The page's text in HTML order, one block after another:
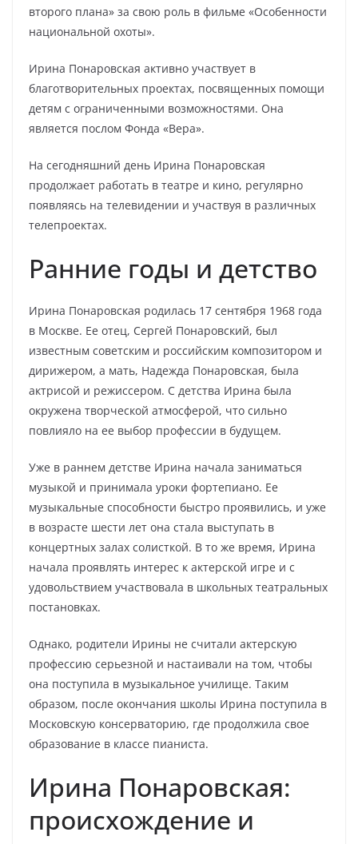
второго плана» за свою роль в фильме «Особенности
национальной охоты».
Ирина Понаровская активно участвует в
благотворительных проектах, посвященных помощи
детям с ограниченными возможностями. Она
является послом Фонда «Вера».
На сегодняшний день Ирина Понаровская
продолжает работать в театре и кино, регулярно
появляясь на телевидении и участвуя в различных
телепроектах.
Ранние годы и детство
Ирина Понаровская родилась 17 сентября 1968 года
в Москве. Ее отец, Сергей Понаровский, был
известным советским и российским композитором и
дирижером, а мать, Надежда Понаровская, была
актрисой и режиссером. С детства Ирина была
окружена творческой атмосферой, что сильно
повлияло на ее выбор профессии в будущем.
Уже в раннем детстве Ирина начала заниматься
музыкой и принимала уроки фортепиано. Ее
музыкальные способности быстро проявились, и уже
в возрасте шести лет она стала выступать в
концертных залах солисткой. В то же время, Ирина
начала проявлять интерес к актерской игре и с
удовольствием участвовала в школьных театральных
постановках.
Однако, родители Ирины не считали актерскую
профессию серьезной и настаивали на том, чтобы
она поступила в музыкальное училище. Таким
образом, после окончания школы Ирина поступила в
Московскую консерваторию, где продолжила свое
образование в классе пианиста.
Ирина Понаровская:
происхождение и